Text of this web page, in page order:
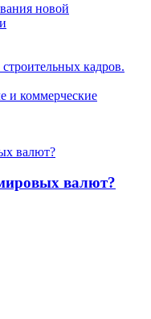
новой
кадров.
и коммерческие
валют?